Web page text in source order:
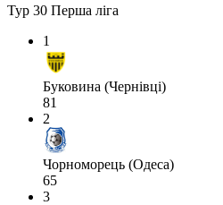
Тур 30 Перша ліга
1
Буковина (Чернівці)
81
2
Чорноморець (Одеса)
65
3